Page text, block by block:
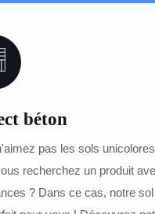
béton
pas les sols
recherchez un produit
? Dans ce cas, notre